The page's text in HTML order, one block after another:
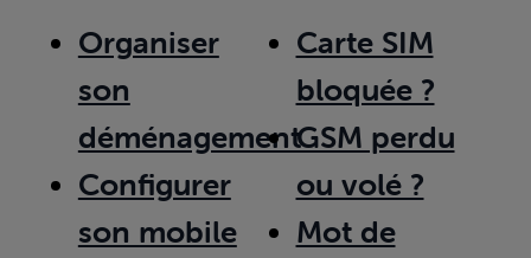
Organiser
son
déménagement
Configurer
son mobile
Carte SIM
bloquée ?
GSM perdu
ou volé ?
Mot de